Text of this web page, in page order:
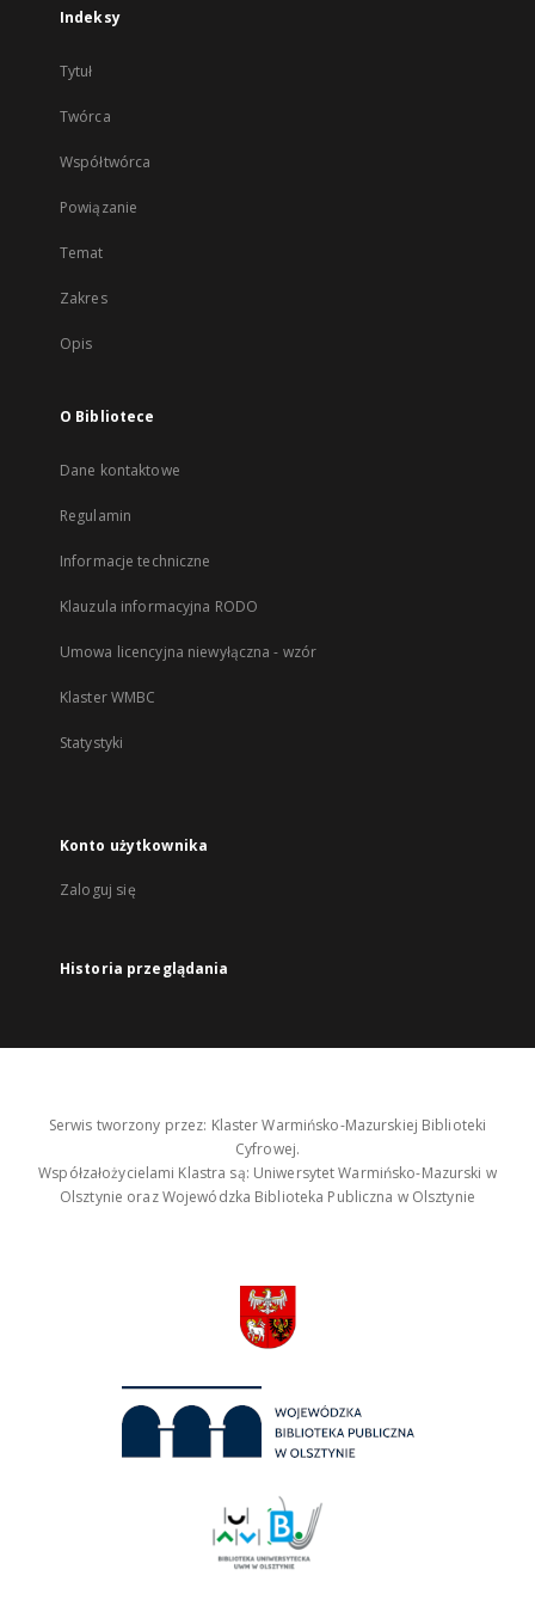
Indeksy
Tytuł
Twórca
Współtwórca
Powiązanie
Temat
Zakres
Opis
O Bibliotece
Dane kontaktowe
Regulamin
Informacje techniczne
Klauzula informacyjna RODO
Umowa licencyjna niewyłączna - wzór
Klaster WMBC
Statystyki
Konto użytkownika
Zaloguj się
Historia przeglądania
Serwis tworzony przez: Klaster Warmińsko-Mazurskiej Biblioteki
Cyfrowej.
Współzałożycielami Klastra są: Uniwersytet Warmińsko-Mazurski w
Olsztynie oraz Wojewódzka Biblioteka Publiczna w Olsztynie